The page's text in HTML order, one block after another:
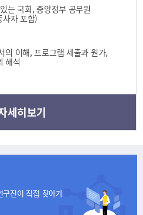
는 국회, 중앙정부 공무원
자 포함)
의 이해, 프로그램 세출과 원가,
해석
세히보기
구진이 직접 찾아가